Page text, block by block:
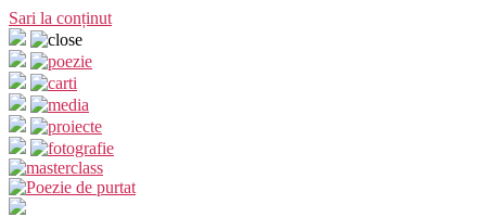
Sari la conținut